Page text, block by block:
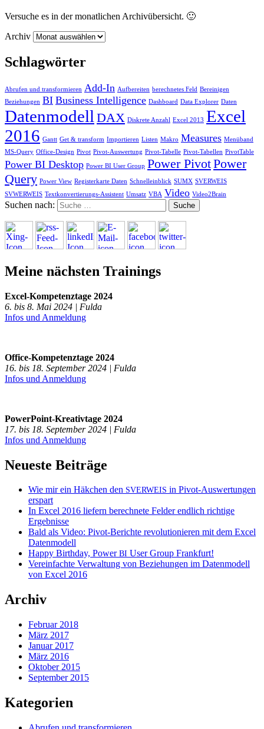
Versuche es in der monatlichen Archivübersicht. 🙂
Archiv
Schlagwörter
Abrufen und transformieren Add-In Aufbereiten berechnetes Feld Bereinigen
Beziehungen BI Business Intelligence Dashboard Data Explorer Daten
Datenmodell DAX Diskrete Anzahl Excel 2013 Excel
2016 Gantt Get & transform Importieren Listen Makro Measures Menüband
MS-Query Office-Design Pivot Pivot-Auswertung Pivot-Tabelle Pivot-Tabellen PivotTable
Power BI Desktop Power BI User Group Power PivotPower
Query Power View Registerkarte Daten Schnelleinblick SUMX SVERWEIS
SVWERWEIS Textkonvertierungs-Assistent Umsatz VBA Video Video2Brain
Suchen nach:
Meine nächsten Trainings
Excel-Kompetenztage 2024
6. bis 8. Mai 2024 | Fulda
Infos und Anmeldung
Office-Kompetenztage 2024
16. bis 18. September 2024 | Fulda
Infos und Anmeldung
PowerPoint-Kreativtage 2024
17. bis 18. September 2024 | Fulda
Infos und Anmeldung
Neueste Beiträge
Wie mir ein Häkchen den SVERWEIS in Pivot-Auswertungen
erspart
In Excel 2016 liefern berechnete Felder endlich richtige
Ergebnisse
Bald als Video: Pivot-Berichte revolutionieren mit dem Excel
Datenmodell
Happy Birthday, PowerBI User Group Frankfurt!
Vereinfachte Verwaltung von Beziehungen im Datenmodell
von Excel 2016
Archiv
Februar 2018
März 2017
Januar 2017
März 2016
Oktober 2015
September 2015
Kategorien